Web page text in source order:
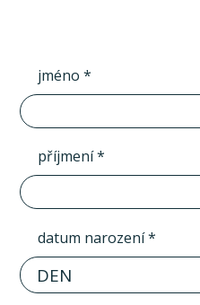
jméno *
příjmení *
datum narození *
DEN